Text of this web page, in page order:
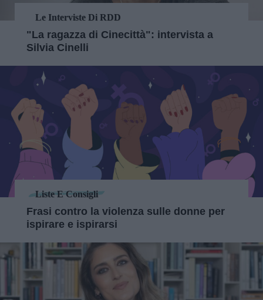
Le Interviste Di RDD
"La ragazza di Cinecittà": intervista a
Silvia Cinelli
Liste E Consigli
Frasi contro la violenza sulle donne per
ispirare e ispirarsi